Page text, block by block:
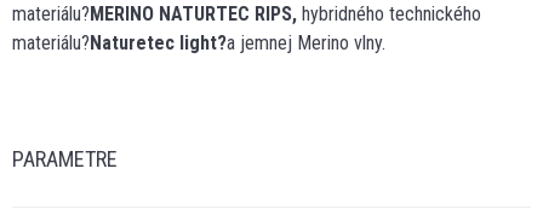
materiálu?MERINO NATURTEC RIPS, hybridného technického
materiálu?Naturetec light?a jemnej Merino vlny.
PARAMETRE